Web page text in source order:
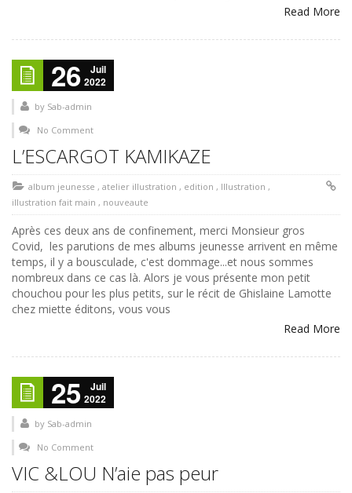
Read More
26
Juil
2022
by Sab-admin
No Comment
L’ESCARGOT KAMIKAZE
album jeunesse , atelier illustration , edition , Illustration ,
illustration fait main , nouveaute
Après ces deux ans de confinement, merci Monsieur gros
Covid, les parutions de mes albums jeunesse arrivent en même
temps, il y a bousculade, c'est dommage...et nous sommes
nombreux dans ce cas là. Alors je vous présente mon petit
chouchou pour les plus petits, sur le récit de Ghislaine Lamotte
chez miette éditons, vous vous
Read More
25
Juil
2022
by Sab-admin
No Comment
VIC &LOU N’aie pas peur